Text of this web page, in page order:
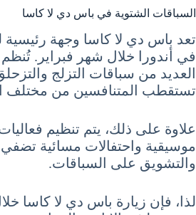
السباقات الشتوية في باس دي لا كاسا
تعد باس دي لا كاسا وجهة رئيسية
في أندورا خلال شهر فبراير.
العديد من سباقات التزلج
تستقطب المتنافسين من مختلف
علاوة على ذلك، يتم تنظيم
موسيقية واحتفالات مسائية
والتشويق على السباقات.
لذا، فإن زيارة باس دي لا كاسا